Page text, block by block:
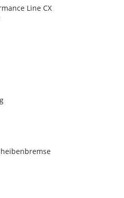
Line CX